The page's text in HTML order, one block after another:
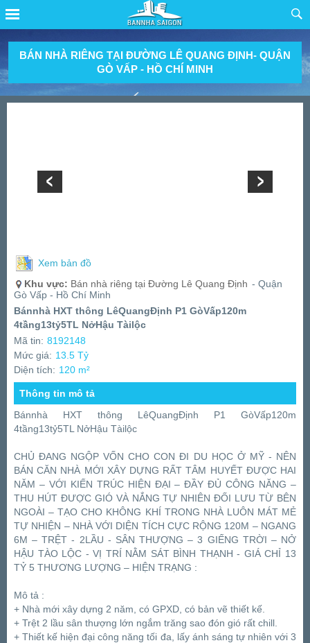
BÁN NHÀ RIÊNG TẠI ĐƯỜNG LÊ QUANG ĐỊNH- QUẬN
GÒ VẤP - HỒ CHÍ MINH
Xem bản đồ
Khu vực: Bán nhà riêng tại Đường Lê Quang Định - Quận
Gò Vấp - Hồ Chí Minh
Bánnhà HXT thông LêQuangĐịnh P1 GòVấp120m
4tầng13tỷ5TL NởHậu Tàilộc
Mã tin: 8192148
Mức giá: 13.5 Tỷ
Diện tích: 120 m²
Thông tin mô tả
Bánnhà HXT thông LêQuangĐịnh P1 GòVấp120m
4tầng13tỷ5TL NởHậu Tàilộc
CHỦ ĐANG NGỘP VỐN CHO CON ĐI DU HỌC Ở MỸ - NÊN
BÁN CĂN NHÀ MỚI XÂY DỰNG RẤT TÂM HUYẾT ĐƯỢC HAI
NĂM – VỚI KIẾN TRÚC HIỆN ĐẠI – ĐẦY ĐỦ CÔNG NĂNG –
THU HÚT ĐƯỢC GIÓ VÀ NẮNG TỰ NHIÊN ĐỐI LƯU TỪ BÊN
NGOÀI – TẠO CHO KHÔNG KHÍ TRONG NHÀ LUÔN MÁT MẺ
TỰ NHIỆN – NHÀ VỚI DIỆN TÍCH CỰC RỘNG 120M – NGANG
6M – TRỆT - 2LẦU - SÂN THƯỢNG – 3 GIẾNG TRỜI – NỞ
HẬU TÀO LỘC - VỊ TRÍ NẰM SÁT BÌNH THẠNH - GIÁ CHỈ 13
TỶ 5 THƯƠNG LƯỢNG – HIỆN TRẠNG :
Mô tả :
+ Nhà mới xây dựng 2 năm, có GPXD, có bản vẽ thiết kế.
+ Trệt 2 lầu sân thượng lớn ngắm trăng sao đón gió rất chill.
+ Thiết kế hiện đại công năng tối đa, lấy ánh sáng tự nhiên với 3